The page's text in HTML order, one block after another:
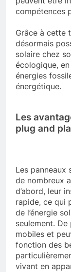
compétences
Grâce à cette
désormais
solaire chez
écologique,
énergies
énergétique.
Les
plug and
Les panneaux
de nombreux
d’abord, leur
rapide, ce qui
de l’énergie
seulement.
mobiles et
fonction des
vivant en